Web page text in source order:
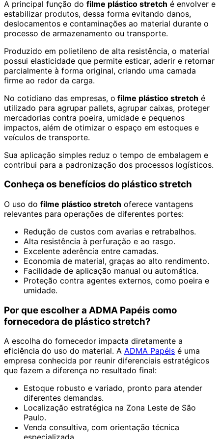
A principal função do filme plástico stretch é envolver e
estabilizar produtos, dessa forma evitando danos,
deslocamentos e contaminações ao material durante o
processo de armazenamento ou transporte.
Produzido em polietileno de alta resistência, o material
possui elasticidade que permite esticar, aderir e retornar
parcialmente à forma original, criando uma camada
firme ao redor da carga.
No cotidiano das empresas, o filme plástico stretch é
utilizado para agrupar pallets, agrupar caixas, proteger
mercadorias contra poeira, umidade e pequenos
impactos, além de otimizar o espaço em estoques e
veículos de transporte.
Sua aplicação simples reduz o tempo de embalagem e
contribui para a padronização dos processos logísticos.
Conheça os benefícios do plástico stretch
O uso do filme plástico stretch oferece vantagens
relevantes para operações de diferentes portes:
Redução de custos com avarias e retrabalhos.
Alta resistência à perfuração e ao rasgo.
Excelente aderência entre camadas.
Economia de material, graças ao alto rendimento.
Facilidade de aplicação manual ou automática.
Proteção contra agentes externos, como poeira e
umidade.
Por que escolher a ADMA Papéis como
fornecedora de plástico stretch?
A escolha do fornecedor impacta diretamente a
eficiência do uso do material. A ADMA Papéis é uma
empresa conhecida por reunir diferenciais estratégicos
que fazem a diferença no resultado final:
Estoque robusto e variado, pronto para atender
diferentes demandas.
Localização estratégica na Zona Leste de São
Paulo.
Venda consultiva, com orientação técnica